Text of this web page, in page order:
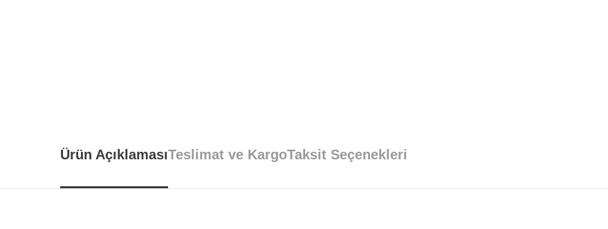
Ürün AçıklamasıTeslimat ve KargoTaksit Seçenekleri
Tarz Mobilya, tüm ürünleriniözenle paketleyerekkapınıza kadar güvenle teslim eder.